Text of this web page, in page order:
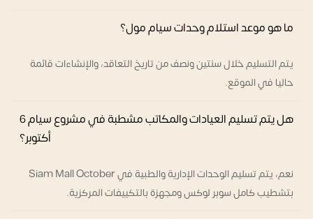
ما هو موعد استلام وحدات سيام مول؟
يتم التسليم خلال سنتين ونصف من تاريخ التعاقد، والإنشاءات قائمة
حاليا في الموقع.
هل يتم تسليم العيادات والمكاتب مشطبة في مشروع سيام 6
أكتوبر؟
نعم، يتم تسليم الوحدات الإدارية والطبية في Siam Mall October
بتشطيب كامل سوبر لوكس ومجهزة بالتكييفات المركزية.